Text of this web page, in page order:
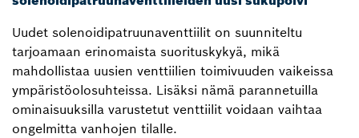
Uudet solenoidipatruunaventtiilit on suunniteltu
tarjoamaan erinomaista suorituskykyä, mikä
mahdollistaa uusien venttiilien toimivuuden vaikeissa
ympäristöolosuhteissa. Lisäksi nämä parannetuilla
ominaisuuksilla varustetut venttiilit voidaan vaihtaa
ongelmitta vanhojen tilalle.